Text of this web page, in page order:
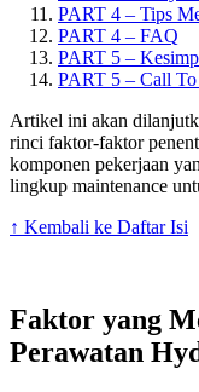
PART 4 – Tips
PART 4 – FAQ
PART 5 –
PART 5 – Call
Artikel ini akan
rinci faktor-faktor
komponen pekerjaan
lingkup maintenance
↑ Kembali ke Daftar Isi
Faktor yang
Perawatan